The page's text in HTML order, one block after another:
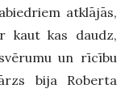
atklājās,
kaut kas daudz,
un rīcību
bija Roberta